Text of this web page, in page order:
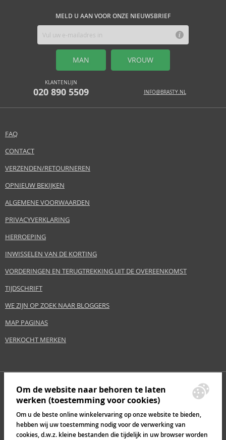
MELD U AAN VOOR ONZE NIEUWSBRIEF
MAN VROUW
KLANTENLIJN
020 890 5509 INFO@BRASTY.NL
FAQ
CONTACT
VERZENDEN/RETOURNEREN
OPNIEUW BEKIJKEN
ALGEMENE VOORWAARDEN
PRIVACYVERKLARING
HERROEPING
INWISSELEN VAN DE KORTING
VORDERINGEN EN TERUGTREKKING UIT DE OVEREENKOMST
TIJDSCHRIFT
WE ZIJN OP ZOEK NAAR BLOGGERS
MAP PAGINAS
VERKOCHT MERKEN
Om de website naar behoren te laten
werken (toestemming voor cookies)
Om u de beste online winkelervaring op onze website te bieden,
hebben wij uw toestemming nodig voor de verwerking van
cookies, d.w.z. kleine bestanden die tijdelijk in uw browser worden